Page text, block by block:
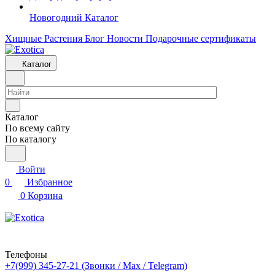
Новогодний Каталог
Хищные Растения Блог Новости Подарочные сертификаты
Каталог
Каталог
По всему сайту
По каталогу
Войти
0
Избранное
0 Корзина
Телефоны
+7(999) 345-27-21 (Звонки / Max / Telegram)